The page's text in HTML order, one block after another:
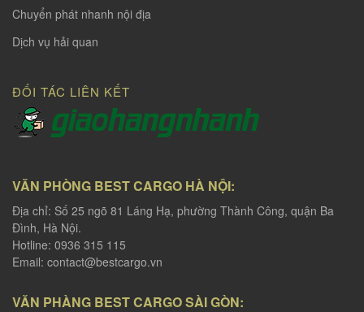
Chuyển phát nhanh nội địa
Dịch vụ hải quan
ĐỐI TÁC LIÊN KẾT
VĂN PHÒNG BEST CARGO HÀ NỘI:
Địa chỉ: Số 25 ngõ 81 Láng Hạ, phường Thành Công, quận Ba
Đình, Hà Nội.
Hotline: 0936 315 115
Email: contact@bestcargo.vn
VĂN PHÀNG BEST CARGO SÀI GÒN: